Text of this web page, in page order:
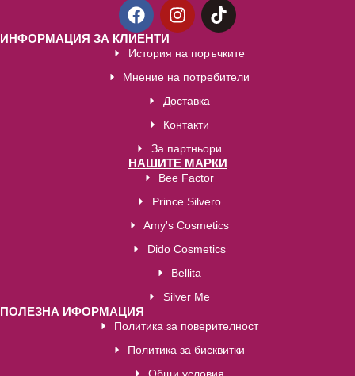
ИНФОРМАЦИЯ ЗА КЛИЕНТИ
История на поръчките
Мнение на потребители
Доставка
Контакти
За партньори
НАШИТЕ МАРКИ
Bee Factor
Prince Silvero
Amy's Cosmetics
Dido Cosmetics
Bellita
Silver Me
ПОЛЕЗНА ИФОРМАЦИЯ
Политика за поверителност
Политика за бисквитки
Общи условия